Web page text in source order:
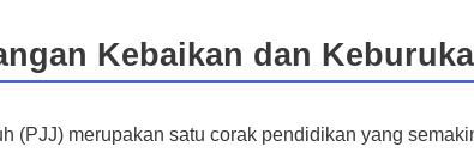
Kebaikan dan
(PJJ) merupakan satu corak pendidikan yang